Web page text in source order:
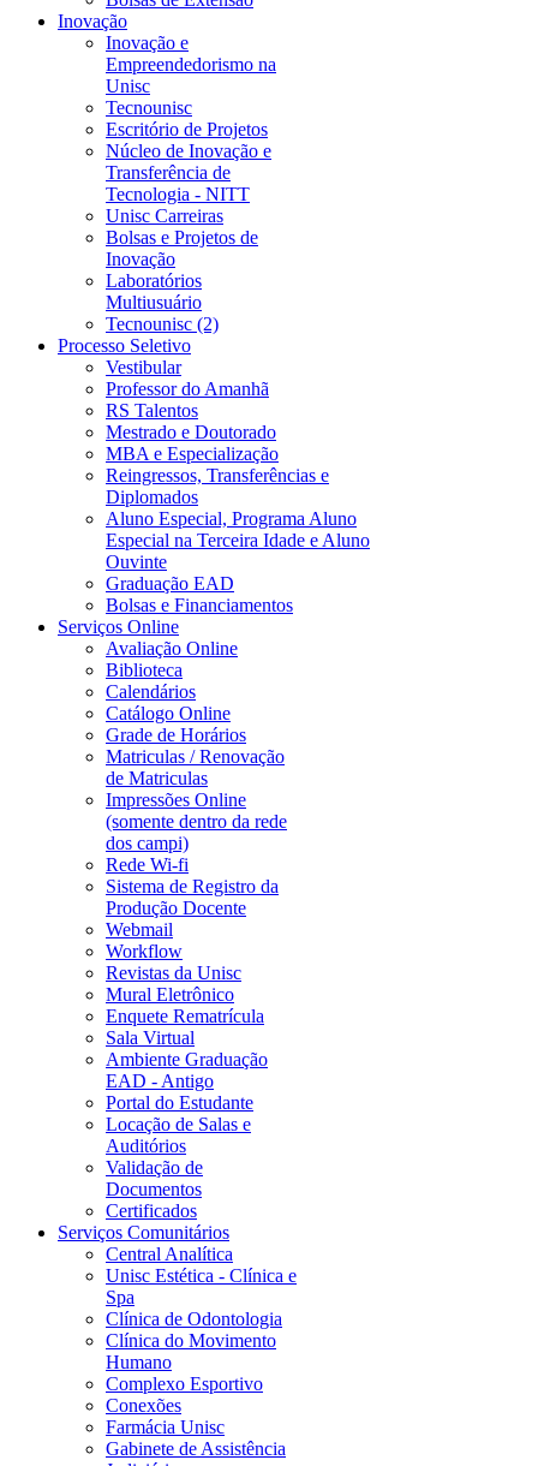
Inovação
Inovação e
Empreendedorismo na
Unisc
Tecnounisc
Escritório de Projetos
Núcleo de Inovação e
Transferência de
Tecnologia - NITT
Unisc Carreiras
Bolsas e Projetos de
Inovação
Laboratórios
Multiusuário
Tecnounisc (2)
Processo Seletivo
Vestibular
Professor do Amanhã
RS Talentos
Mestrado e Doutorado
MBA e Especialização
Reingressos, Transferências e
Diplomados
Aluno Especial, Programa Aluno
Especial na Terceira Idade e Aluno
Ouvinte
Graduação EAD
Bolsas e Financiamentos
Serviços Online
Avaliação Online
Biblioteca
Calendários
Catálogo Online
Grade de Horários
Matriculas / Renovação
de Matriculas
Impressões Online
(somente dentro da rede
dos campi)
Rede Wi-fi
Sistema de Registro da
Produção Docente
Webmail
Workflow
Revistas da Unisc
Mural Eletrônico
Enquete Rematrícula
Sala Virtual
Ambiente Graduação
EAD - Antigo
Portal do Estudante
Locação de Salas e
Auditórios
Validação de
Documentos
Certificados
Serviços Comunitários
Central Analítica
Unisc Estética - Clínica e
Spa
Clínica de Odontologia
Clínica do Movimento
Humano
Complexo Esportivo
Conexões
Farmácia Unisc
Gabinete de Assistência